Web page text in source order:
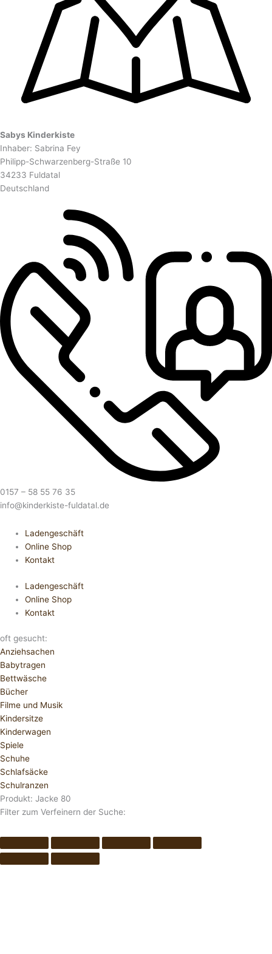
Sabys Kinderkiste
Inhaber: Sabrina Fey
Philipp-Schwarzenberg-Straße 10
34233 Fuldatal
Deutschland
0157 – 58 55 76 35
info@kinderkiste-fuldatal.de
Ladengeschäft
Online Shop
Kontakt
Ladengeschäft
Online Shop
Kontakt
oft gesucht:
Anziehsachen
Babytragen
Bettwäsche
Bücher
Filme und Musik
Kindersitze
Kinderwagen
Spiele
Schuhe
Schlafsäcke
Schulranzen
Produkt: Jacke 80
Filter zum Verfeinern der Suche: